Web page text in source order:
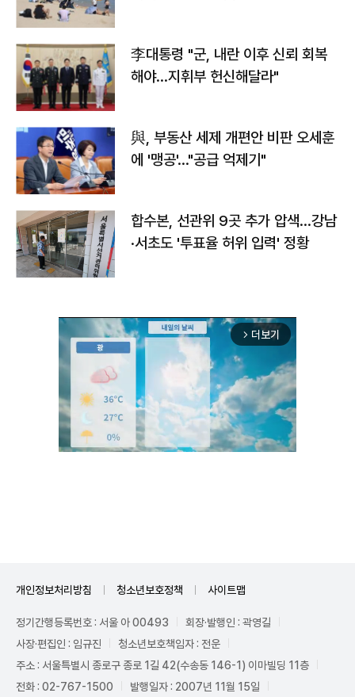
李대통령 "군, 내란 이후 신뢰 회복
해야…지휘부 헌신해달라"
與, 부동산 세제 개편안 비판 오세훈
에 '맹공'…"공급 억제기"
합수본, 선관위 9곳 추가 압색…강남
·서초도 '투표율 허위 입력' 정황
arrow_forward_ios 더보기
개인정보처리방침 청소년보호정책 사이트맵
정기간행등록번호 : 서울 아 00493
회장·발행인 : 곽영길
사장·편집인 : 임규진
청소년보호책임자 : 전운
주소 : 서울특별시 종로구 종로 1길 42(수송동 146-1) 이마빌딩 11층
전화 : 02-767-1500
발행일자 : 2007년 11월 15일